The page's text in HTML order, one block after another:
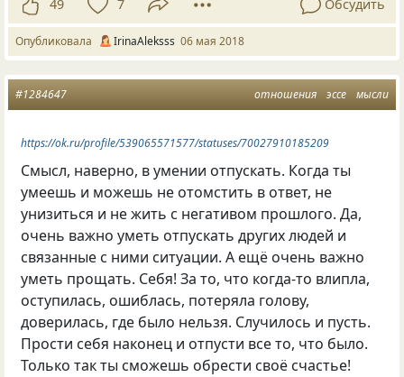
49 7 Обсудить
Опубликовала IrinaAleksss 06 мая 2018
отношения эссе мысли
#1284647
https://ok.ru/profile/539065571577/statuses/70027910185209
Смысл, наверно, в умении отпускать. Когда ты
умеешь и можешь не отомстить в ответ, не
унизиться и не жить с негативом прошлого. Да,
очень важно уметь отпускать других людей и
связанные с ними ситуации. А ещё очень важно
уметь прощать. Себя! За то, что когда-то влипла,
оступилась, ошиблась, потеряла голову,
доверилась, где было нельзя. Случилось и пусть.
Прости себя наконец и отпусти все то, что было.
Только так ты сможешь обрести своё счастье!